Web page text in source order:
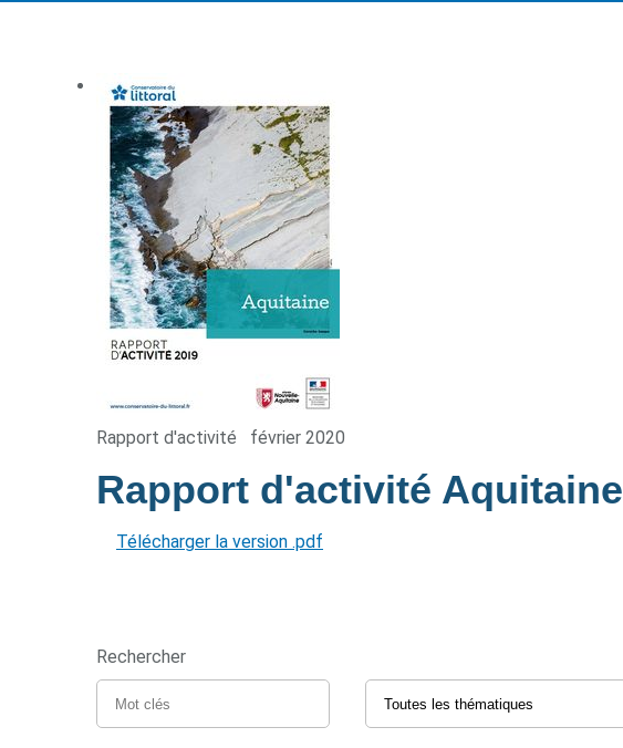
Rapport d'activité février 2020
Rapport d'activité Aquitaine
Télécharger la version .pdf
Rechercher